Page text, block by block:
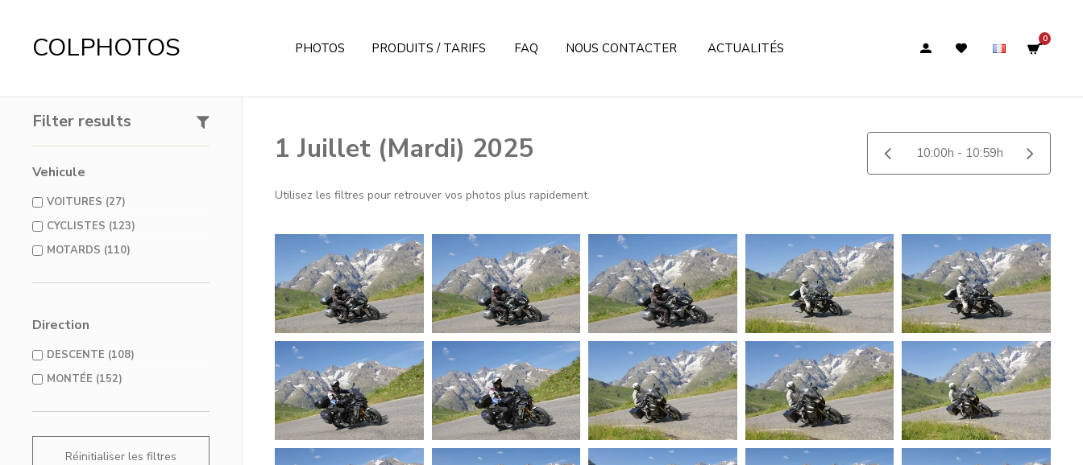
COLPHOTOS 0
PHOTOS PRODUITS / TARIFS FAQ NOUS CONTACTER ACTUALITÉS
Filter results
Vehicule
VOITURES (27)
CYCLISTES (123)
MOTARDS (110)
Direction
DESCENTE (108)
MONTÉE (152)
Réinitialiser les filtres
1 Juillet (Mardi) 2025
Utilisez les filtres pour retrouver vos photos plus rapidement.